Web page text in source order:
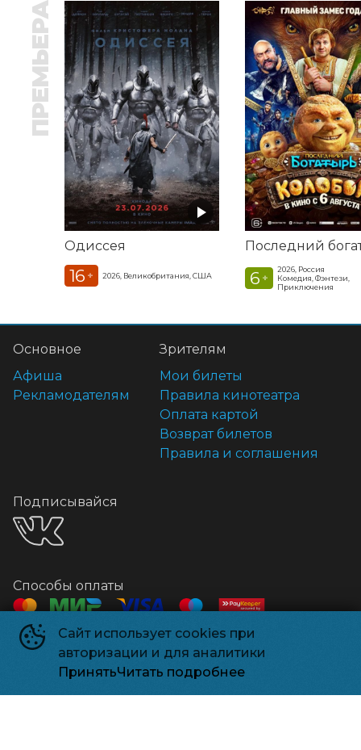
ПРЕМЬЕРА
Одиссея
16 + 2026, Великобритания, США 6 +
2026, Россия
Комедия, Фэнтези,
Приключения
Сайт использует cookies при
авторизации и для аналитики
ПринятьЧитать подробнее
Основное
Афиша
Рекламодателям
Зрителям
Мои билеты
Правила кинотеатра
Оплата картой
Возврат билетов
Правила и соглашения
Подписывайся
Способы оплаты
Контакты
+7 918 541-18-18